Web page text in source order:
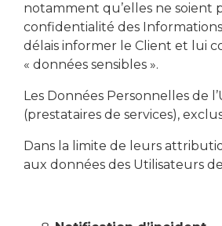
notamment qu’elles ne soient
confidentialité des
délais informer le Client et lui
« données sensibles ».
Les Données Personnelles de
(prestataires de services),
Dans la limite de leurs
aux données des Utilisateurs de